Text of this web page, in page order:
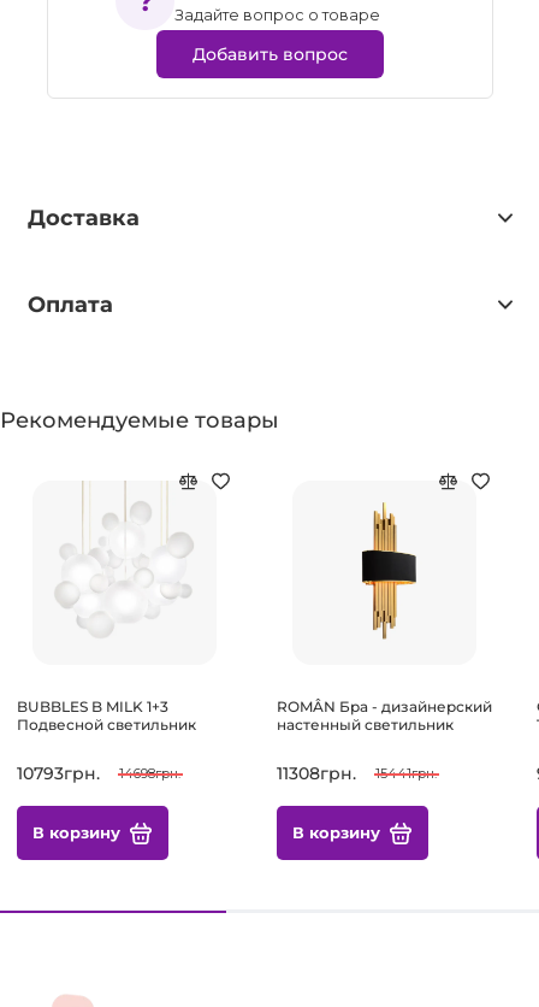
Задайте вопрос о товаре
Добавить вопрос
Доставка
Оплата
Рекомендуемые товары
BUBBLES B MILK 1+3
Подвесной светильник
10793грн. 14698грн.
В корзину
ROMÂN Бра - дизайнерский
настенный светильник
11308грн. 15441грн.
В корзину